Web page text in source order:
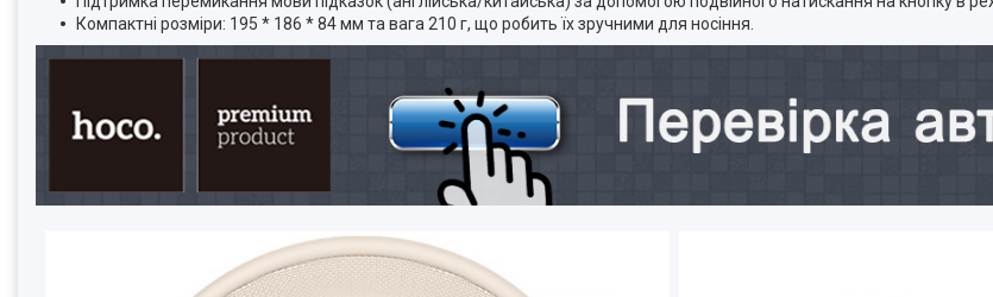
Компактні розміри: 195 * 186 * 84 мм та вага 210 г, що робить їх зручними для носіння.